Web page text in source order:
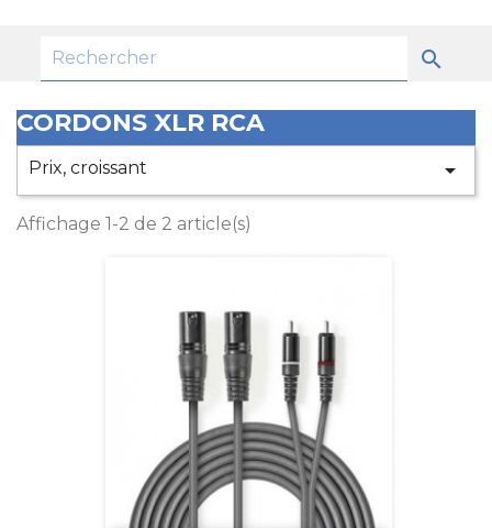

CORDONS XLR RCA
Prix, croissant 
Affichage 1-2 de 2 article(s)